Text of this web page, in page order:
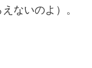
ないのよ）。